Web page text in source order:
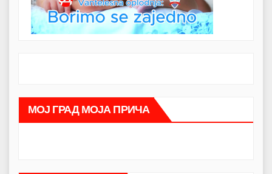
МОЈ ГРАД МОЈА ПРИЧА